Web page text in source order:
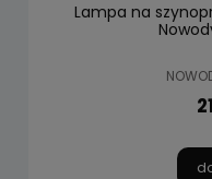
Lampa na